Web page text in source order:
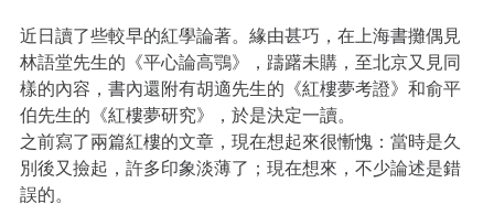
近日讀了些較早的紅學論著。緣由甚巧，在上海書攤偶見
林語堂先生的《平心論高鶚》，躊躇未購，至北京又見同
樣的內容，書內還附有胡適先生的《紅樓夢考證》和俞平
伯先生的《紅樓夢研究》，於是決定一讀。
之前寫了兩篇紅樓的文章，現在想起來很慚愧：當時是久
別後又撿起，許多印象淡薄了；現在想來，不少論述是錯
誤的。